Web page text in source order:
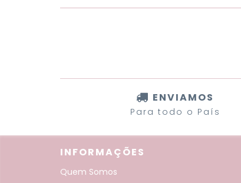
ENVIAMOS
Para todo o País
INFORMAÇÕES
Quem Somos